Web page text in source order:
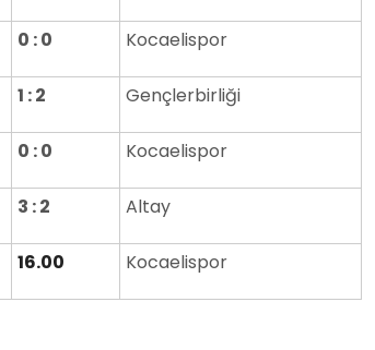
0 : 0 Kocaelispor
1 : 2 Gençlerbirliği
0 : 0 Kocaelispor
3 : 2 Altay
16.00 Kocaelispor